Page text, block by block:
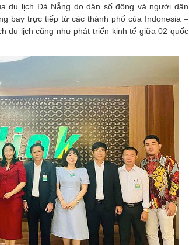
du lịch Đà Nẵng do dân số đông và người dân
bay trực tiếp từ các thành phố của Indonesia –
du lịch cũng như phát triển kinh tế giữa 02 quốc